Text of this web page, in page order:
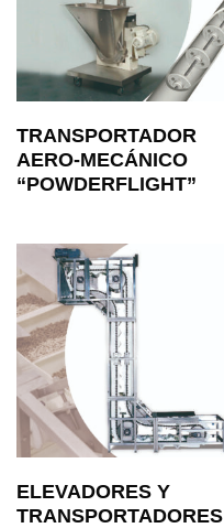
TRANSPORTADOR
AERO-MECÁNICO
“POWDERFLIGHT”
ELEVADORES Y
TRANSPORTADORES